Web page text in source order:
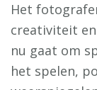
Het
creativiteit
nu gaat om
het spelen,